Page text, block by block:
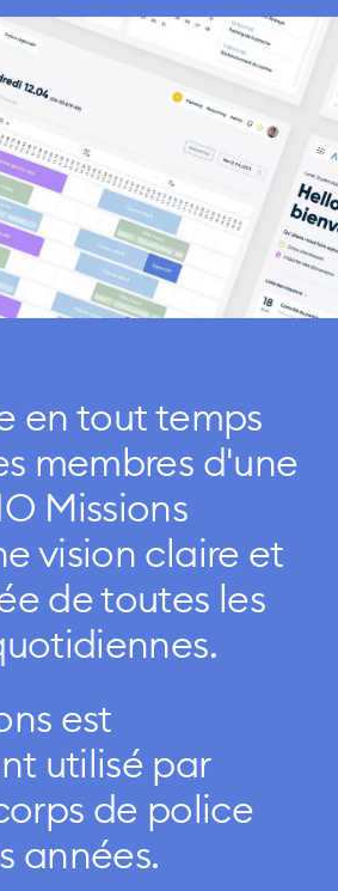
en tout temps
membres d'une
Missions
vision claire et
de toutes les
est
utilisé par
de police
années.